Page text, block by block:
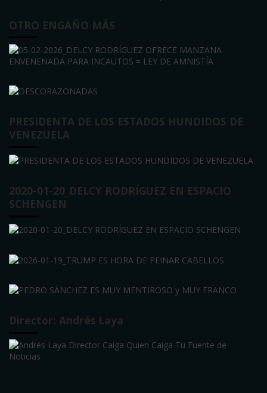
OTRO ENGAÑO MÁS
PRESIDENTA DE LOS ESTADOS HUNDIDOS DE
VENEZUELA
2020-01-20_DELCY RODRÍGUEZ EN ESPACIO
SCHENGEN
Director: Andrés Laya